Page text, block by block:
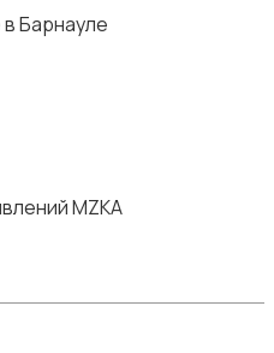
Барнауле
MZKA